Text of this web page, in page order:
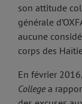
son attitude
générale
aucune
corps des
En février 2016,
College a